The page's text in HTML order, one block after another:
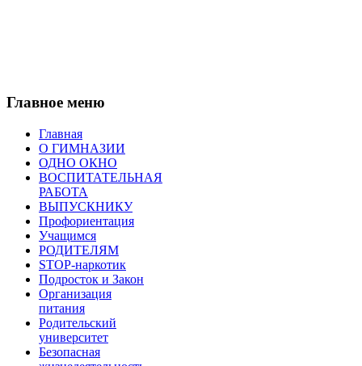
Главное меню
Главная
О ГИМНАЗИИ
ОДНО ОКНО
ВОСПИТАТЕЛЬНАЯ
РАБОТА
ВЫПУСКНИКУ
Профориентация
Учащимся
РОДИТЕЛЯМ
STOP-наркотик
Подросток и Закон
Организация
питания
Родительский
университет
Безопасная